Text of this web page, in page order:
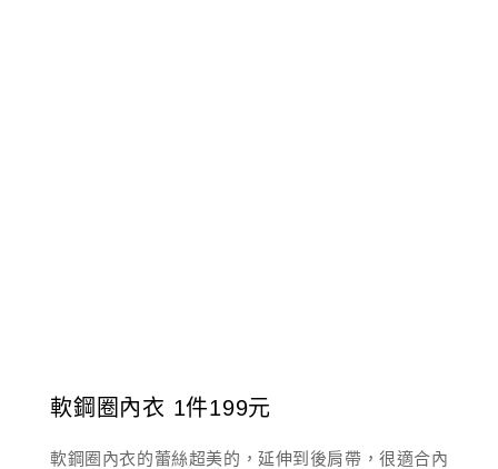
軟鋼圈內衣 1件199元
軟鋼圈內衣的蕾絲超美的，延伸到後肩帶，很適合內